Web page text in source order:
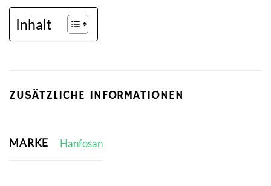
Inhalt
ZUSÄTZLICHE INFORMATIONEN
MARKE Hanfosan